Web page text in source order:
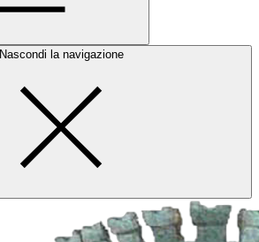
Nascondi la navigazione